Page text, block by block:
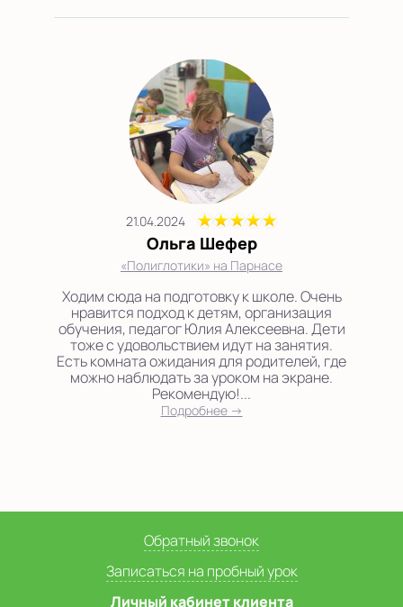
21.04.2024
Ольга Шефер
«Полиглотики» на Парнасе
Ходим сюда на подготовку к школе. Очень
нравится подход к детям, организация
обучения, педагог Юлия Алексеевна. Дети
тоже с удовольствием идут на занятия.
Есть комната ожидания для родителей, где
можно наблюдать за уроком на экране.
Рекомендую!...
Подробнее →
Обратный звонок
Записаться на пробный урок
Личный кабинет клиента